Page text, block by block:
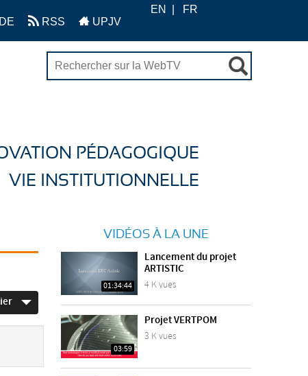
RSS UPJV
EN FR
PÉDAGOGIQUE
VIE INSTITUTIONNELLE
VIDÉOS À LA UNE
01:34:44
Lancement du projet
ARTISTIC
4 K vues
03:59
Projet VERTPOM
3 K vues